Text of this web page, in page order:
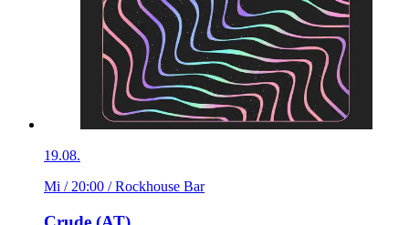
19.08.
Mi / 20:00 / Rockhouse Bar